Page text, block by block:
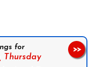
for
Thursday
>>